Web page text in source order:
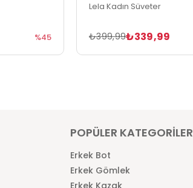
%45
Lela Kadın Süveter
₺339,99
₺399,99
POPÜLER KATEGORİLER
Erkek Bot
Erkek Gömlek
Erkek Kazak